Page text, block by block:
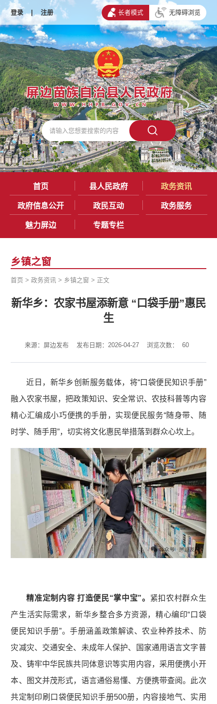
登录 | 注册 长者模式 无障碍浏览
首页 县人民政府 政务资讯
政府信息公开 政民互动 政务服务
魅力屏边 专题专栏
乡镇之窗
首页 >政务资讯 > 乡镇之窗 > 正文
新华乡：农家书屋添新意 “口袋手册”惠民
生
来源：屏边发布 发布日期：2026-04-27 浏览次数： 60
近日，新华乡创新服务载体，将“口袋便民知识手册”
融入农家书屋，把政策知识、安全常识、农技科普等内容
精心汇编成小巧便携的手册，实现便民服务“随身带、随
时学、随手用”，切实将文化惠民举措落到群众心坎上。
精准定制内容 打造便民“掌中宝”。 紧扣农村群众生
产生活实际需求，新华乡整合多方资源，精心编印“口袋
便民知识手册”。手册涵盖政策解读、农业种养技术、防
灾减灾、交通安全、未成年人保护、国家通用语言文字普
及、铸牢中华民族共同体意识等实用内容，采用便携小开
本、图文并茂形式，语言通俗易懂、方便携带查阅。此次
共定制印刷口袋便民知识手册500册，内容接地气、实用